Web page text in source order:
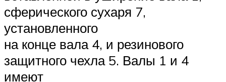
сферического сухаря 7,
установленного
на конце вала 4, и резинового
защитного чехла 5. Валы 1 и 4
имеют